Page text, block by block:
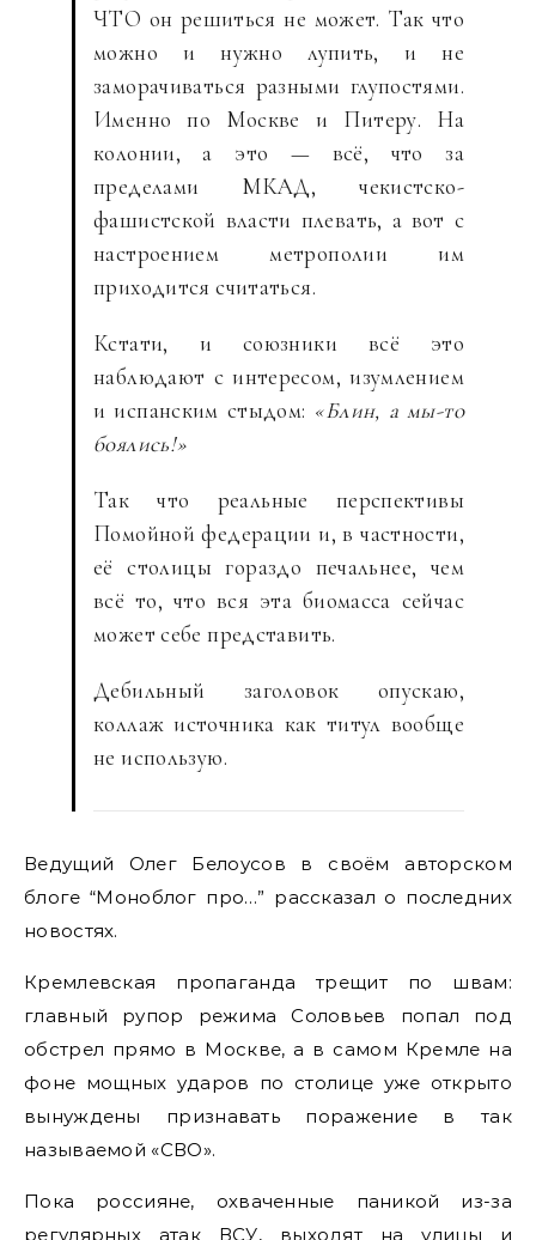
ЧТО он решиться не может. Так что
можно и нужно лупить, и не
заморачиваться разными глупостями.
Именно по Москве и Питеру. На
колонии, а это — всё, что за
пределами МКАД, чекистско-
фашистской власти плевать, а вот с
настроением метрополии им
приходится считаться.
Кстати, и союзники всё это
наблюдают с интересом, изумлением
и испанским стыдом: «Блин, а мы-то
боялись!»
Так что реальные перспективы
Помойной федерации и, в частности,
её столицы гораздо печальнее, чем
всё то, что вся эта биомасса сейчас
может себе представить.
Дебильный заголовок опускаю,
коллаж источника как титул вообще
не использую.
Ведущий Олег Белоусов в своём авторском
блоге “Моноблог про…” рассказал о последних
новостях.
Кремлевская пропаганда трещит по швам:
главный рупор режима Соловьев попал под
обстрел прямо в Москве, а в самом Кремле на
фоне мощных ударов по столице уже открыто
вынуждены признавать поражение в так
называемой «СВО».
Пока россияне, охваченные паникой из-за
регулярных атак ВСУ, выходят на улицы и